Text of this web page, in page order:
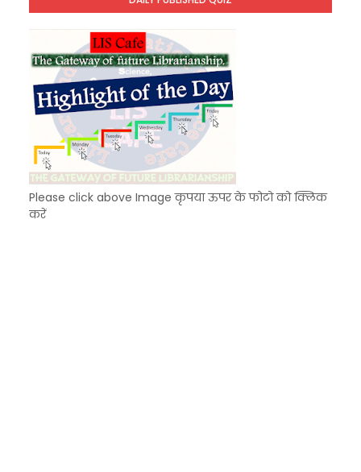
Please click above Image कृपया ऊपर के फोटो को क्लिक
करें